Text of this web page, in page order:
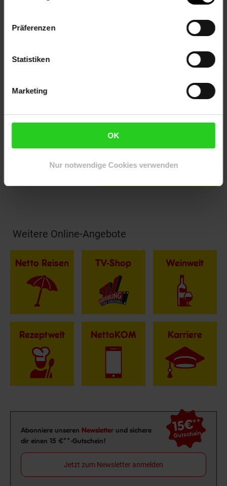
Präferenzen
Statistiken
Marketing
OK
Nur notwendige Cookies verwenden
Ofenkürbis mit Kichererbsen und Salat
Zum Rezept
Fußzeile
Weitere Online-Angebote
Netto Reisen TV-Shop Weinwelt
Rezeptwelt NettoKOM Karriere
Newsletter Anmeldung
Abonniere unseren Newsletter und sichere
dir einen 15 €**-Gutschein!
15€**
Gutschein
Jetzt zum Newsletter anmelden